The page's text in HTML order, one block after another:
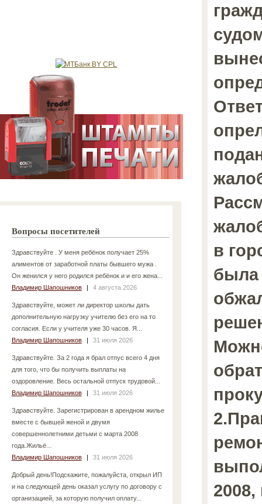
Вопросы посетителей
Здравствуйте . У меня ребёнок получает 25%
алиментов от заработной платы бывшего мужа .
Он женился у него родился ребёнок и и его жена...
Владимир Шапошников
| 4 августа 2026
Здравствуйте, может ли директор школы дать
дополнительную нагрузку учителю без его на то
согласия. Если у учителя уже 30 часов. Я...
Владимир Шапошников
| 31 июля 2026
Здравствуйте. За 2 года я брал отпус всего 4 дня
для того, что бы получить выплаты на
оздоровление. Весь остальной отпуск трудовой...
Владимир Шапошников
| 31 июля 2026
Здравствуйте. Зарегистрирован в арендном жилье
вместе с бывшей женой и двумя
совершеннолетними детьми с марта 2008
года.Жильё...
Владимир Шапошников
| 31 июля 2026
Добрый день!Подскажите, пожалуйста, открыл ИП
и на следующей день оказал услугу по договору с
организацией, за которую получил оплату...
в
была